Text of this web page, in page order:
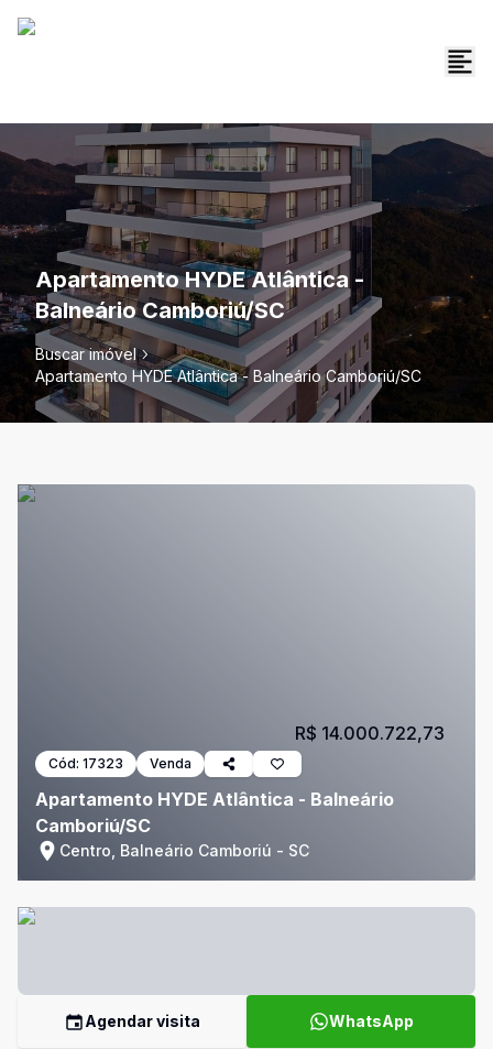
Apartamento HYDE Atlântica -
Balneário Camboriú/SC
Buscar imóvel
Apartamento HYDE Atlântica - Balneário Camboriú/SC
Cód: 17323 Venda
Apartamento HYDE Atlântica - Balneário
Camboriú/SC
Centro, Balneário Camboriú - SC
R$ 14.000.722,73
Agendar visita WhatsApp